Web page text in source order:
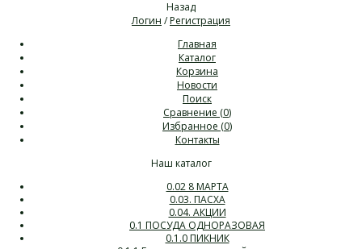
Назад
Логин /Регистрация
Главная
Каталог
Корзина
Новости
Поиск
Сравнение (0)
Избранное (0)
Контакты
Наш каталог
0.02 8 МАРТА
0.03. ПАСХА
0.04. АКЦИИ
0.1 ПОСУДА ОДНОРАЗОВАЯ
0.1.0 ПИКНИК